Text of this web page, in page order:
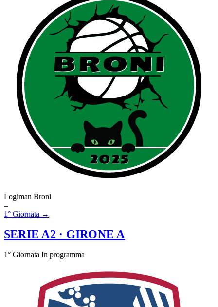
Logiman Broni
–
1° Giornata →
SERIE A2 · GIRONE A
1° Giornata In programma